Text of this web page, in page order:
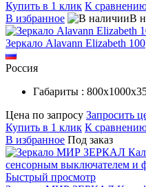
Купить в 1 клик К
В избранное
В
Зеркало Alavann Elizabeth 100
Россия
Габариты :
Цена по запросу Запросить
Купить в 1 клик К
В избранное Под заказ
Быстрый просмотр